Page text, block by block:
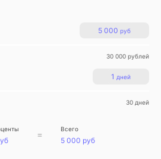
5 000 руб
30 000 рублей
1 дней
30 дней
= Всего
5 000 руб